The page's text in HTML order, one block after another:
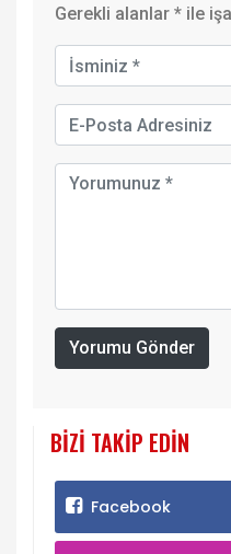
Gerekli alanlar * ile
Yorumu Gönder
BIZI TAKIP EDIN
Facebook